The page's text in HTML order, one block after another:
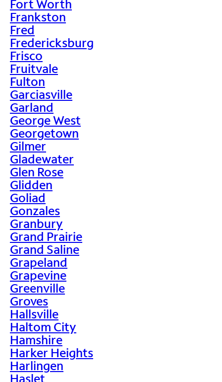
Fort Worth
Frankston
Fred
Fredericksburg
Frisco
Fruitvale
Fulton
Garciasville
Garland
George West
Georgetown
Gilmer
Gladewater
Glen Rose
Glidden
Goliad
Gonzales
Granbury
Grand Prairie
Grand Saline
Grapeland
Grapevine
Greenville
Groves
Hallsville
Haltom City
Hamshire
Harker Heights
Harlingen
Haslet